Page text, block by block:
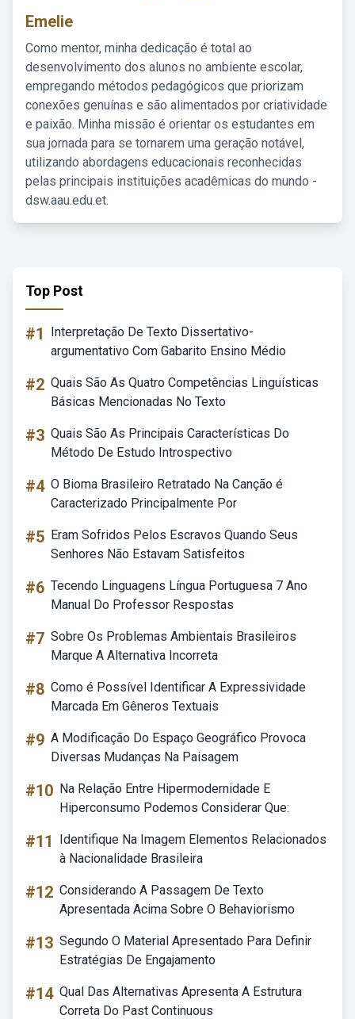
Emelie
Como mentor, minha dedicação é total ao
desenvolvimento dos alunos no ambiente escolar,
empregando métodos pedagógicos que priorizam
conexões genuínas e são alimentados por criatividade
e paixão. Minha missão é orientar os estudantes em
sua jornada para se tornarem uma geração notável,
utilizando abordagens educacionais reconhecidas
pelas principais instituições acadêmicas do mundo -
dsw.aau.edu.et.
Top Post
#1
Interpretação De Texto Dissertativo-
argumentativo Com Gabarito Ensino Médio
#2 Quais São As Quatro Competências Linguísticas
Básicas Mencionadas No Texto
#3 Quais São As Principais Características Do
Método De Estudo Introspectivo
#4 O Bioma Brasileiro Retratado Na Canção é
Caracterizado Principalmente Por
#5 Eram Sofridos Pelos Escravos Quando Seus
Senhores Não Estavam Satisfeitos
#6 Tecendo Linguagens Língua Portuguesa 7 Ano
Manual Do Professor Respostas
#7 Sobre Os Problemas Ambientais Brasileiros
Marque A Alternativa Incorreta
#8 Como é Possível Identificar A Expressividade
Marcada Em Gêneros Textuais
#9 A Modificação Do Espaço Geográfico Provoca
Diversas Mudanças Na Paisagem
#10 Na Relação Entre Hipermodernidade E
Hiperconsumo Podemos Considerar Que:
#11
Identifique Na Imagem Elementos Relacionados
à Nacionalidade Brasileira
#12 Considerando A Passagem De Texto
Apresentada Acima Sobre O Behaviorismo
#13 Segundo O Material Apresentado Para Definir
Estratégias De Engajamento
#14 Qual Das Alternativas Apresenta A Estrutura
Correta Do Past Continuous